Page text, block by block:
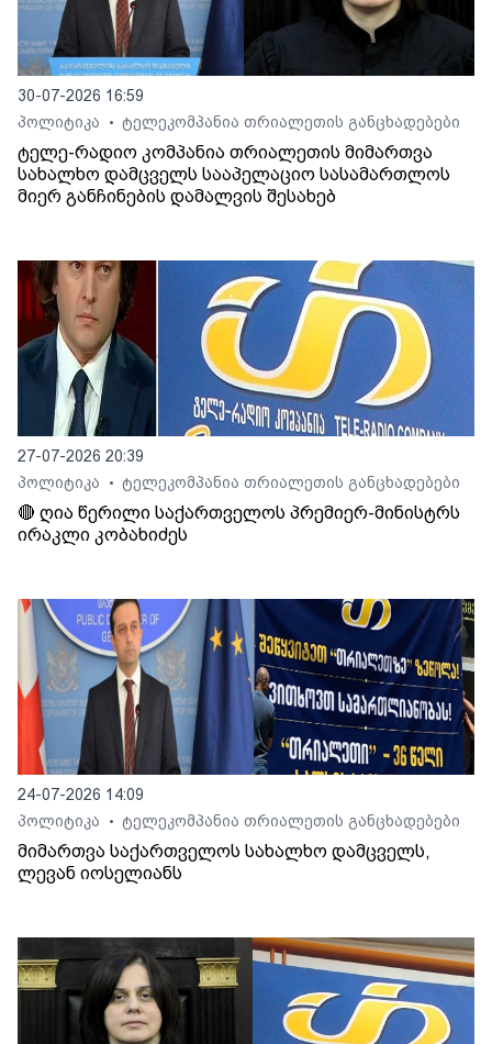
30-07-2026 16:59
პოლიტიკა
• ტელეკომპანია თრიალეთის განცხადებები
ტელე-რადიო კომპანია თრიალეთის მიმართვა
სახალხო დამცველს სააპელაციო სასამართლოს
მიერ განჩინების დამალვის შესახებ
27-07-2026 20:39
პოლიტიკა
• ტელეკომპანია თრიალეთის განცხადებები
🔴 ღია წერილი საქართველოს პრემიერ-მინისტრს
ირაკლი კობახიძეს
24-07-2026 14:09
პოლიტიკა
• ტელეკომპანია თრიალეთის განცხადებები
მიმართვა საქართველოს სახალხო დამცველს,
ლევან იოსელიანს